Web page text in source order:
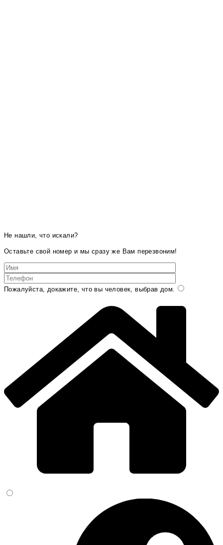
Не нашли, что искали?
Оставьте свой номер и мы сразу же Вам перезвоним!
Пожалуйста, докажите, что вы человек, выбрав дом